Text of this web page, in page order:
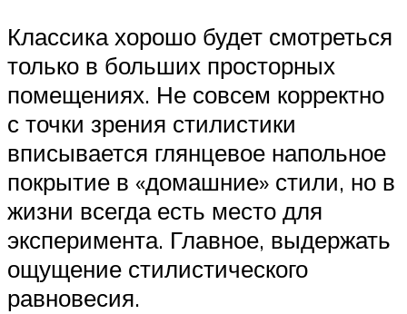
Классика хорошо будет смотреться
только в больших просторных
помещениях. Не совсем корректно
с точки зрения стилистики
вписывается глянцевое напольное
покрытие в «домашние» стили, но в
жизни всегда есть место для
эксперимента. Главное, выдержать
ощущение стилистического
равновесия.